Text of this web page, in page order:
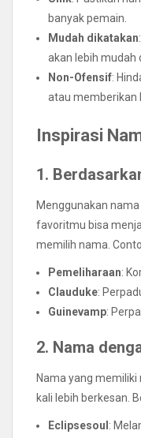
banyak pemain.
Mudah dikatakan
akan lebih mudah
Non-Ofensif:
atau memberikan
Inspirasi
1.
Menggunakan
favoritmu bisa
memilih nama.
Pemeliharaan:
Clauduke:
Guinevamp:
2. Nama
Nama yang
kali lebih berkesan.
Eclipsesoul :